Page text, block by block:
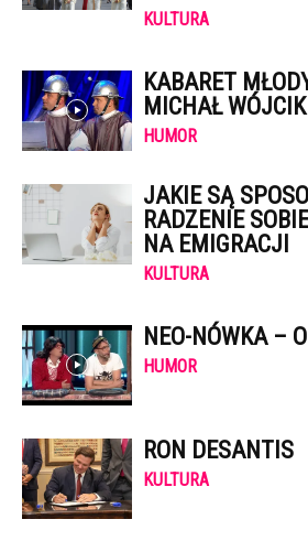
KULTURA
KABARET
MICHAŁ
HUMOR
JAKIE SĄ
RADZENIE
NA EMIGRACJI
KULTURA
NEO-NÓWKA –
HUMOR
RON DESANTIS
KULTURA